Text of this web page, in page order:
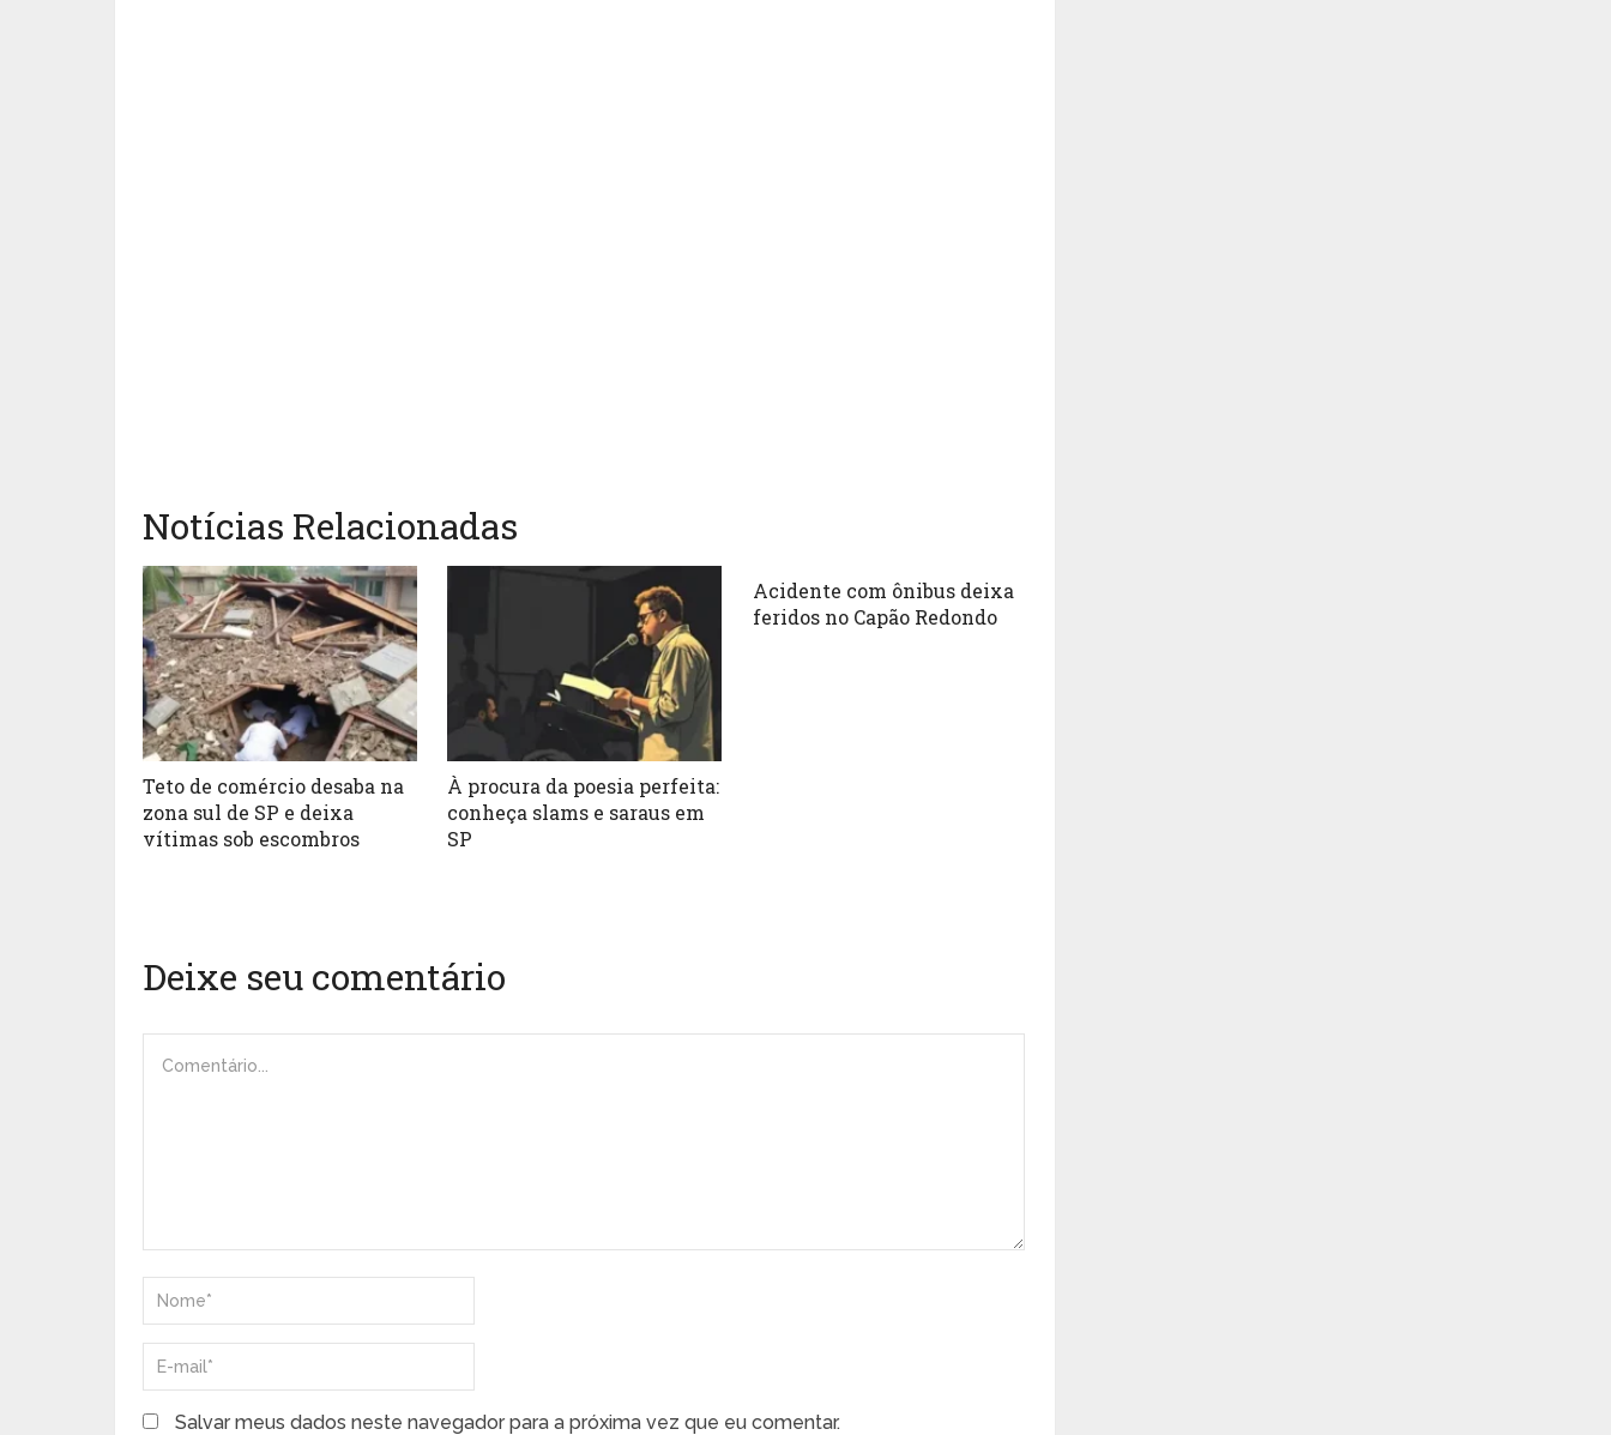
Notícias Relacionadas
Teto de comércio desaba na
zona sul de SP e deixa
vítimas sob escombros
À procura da poesia perfeita:
conheça slams e saraus em
SP
Acidente com ônibus deixa
feridos no Capão Redondo
Deixe seu comentário
Salvar meus dados neste navegador para a próxima vez que eu comentar.